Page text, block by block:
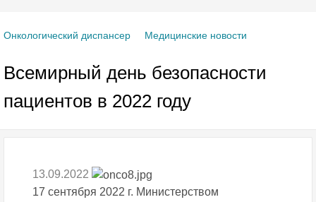
Онкологический диспансер Медицинские новости
Всемирный день безопасности
пациентов в 2022 году
13.09.2022
17 сентября 2022 г. Министерством